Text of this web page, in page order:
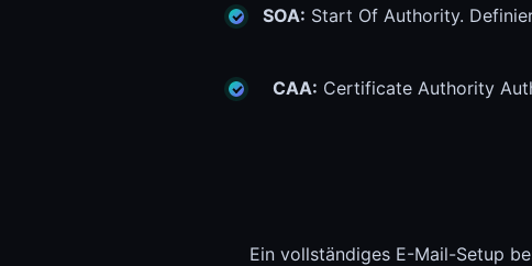
SOA: Start Of Authority.
CAA: Certificate Authority
Ein vollständiges E-Mail-Setup